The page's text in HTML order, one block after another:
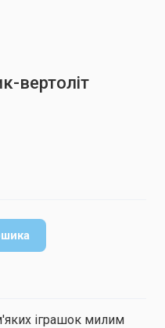
вертоліт
іграшок милим